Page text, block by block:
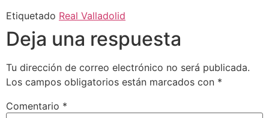
Etiquetado Real Valladolid
Deja una respuesta
Tu dirección de correo electrónico no será publicada.
Los campos obligatorios están marcados con *
Comentario *